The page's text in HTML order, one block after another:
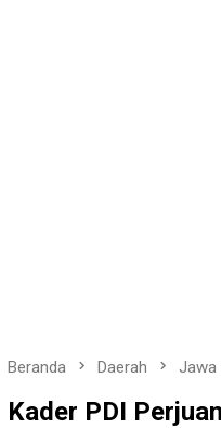
Beranda Daerah Jawa
Kader PDI